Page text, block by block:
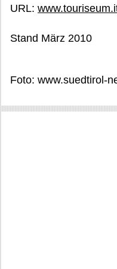
URL:
Stand März 2010
Foto: www.suedtirol-